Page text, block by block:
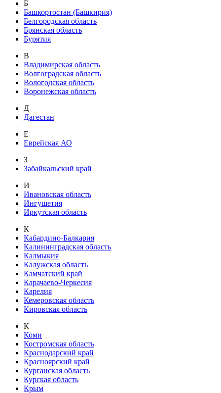
Б
Башкортостан (Башкирия)
Белгородская область
Брянская область
Бурятия
В
Владимирская область
Волгоградская область
Вологодская область
Воронежская область
Д
Дагестан
Е
Еврейская АО
З
Забайкальский край
И
Ивановская область
Ингушетия
Иркутская область
К
Кабардино-Балкария
Калининградская область
Калмыкия
Калужская область
Камчатский край
Карачаево-Черкесия
Карелия
Кемеровская область
Кировская область
К
Коми
Костромская область
Краснодарский край
Красноярский край
Курганская область
Курская область
Крым